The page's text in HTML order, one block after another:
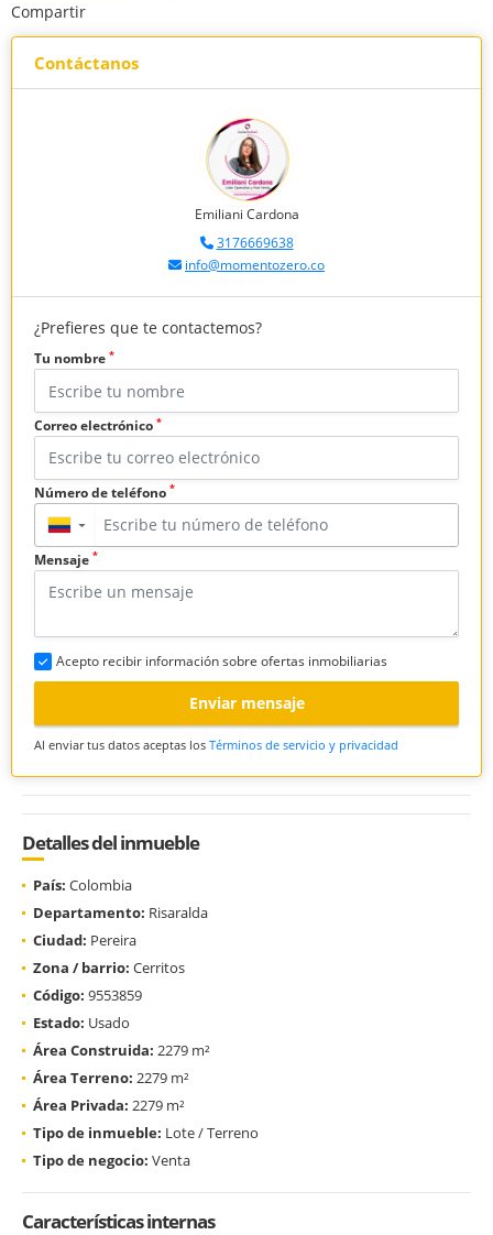
Compartir
Contáctanos
Emiliani Cardona
3176669638
info@momentozero.co
¿Prefieres que te contactemos?
Tu nombre *
Correo electrónico *
Número de teléfono *
▼
Mensaje *
Acepto recibir información sobre ofertas inmobiliarias
Enviar mensaje
Al enviar tus datos aceptas los Términos de servicio y privacidad
Detalles del inmueble
País: Colombia
Departamento: Risaralda
Ciudad: Pereira
Zona / barrio: Cerritos
Código: 9553859
Estado: Usado
Área Construida: 2279 m²
Área Terreno: 2279 m²
Área Privada: 2279 m²
Tipo de inmueble: Lote / Terreno
Tipo de negocio: Venta
Características internas